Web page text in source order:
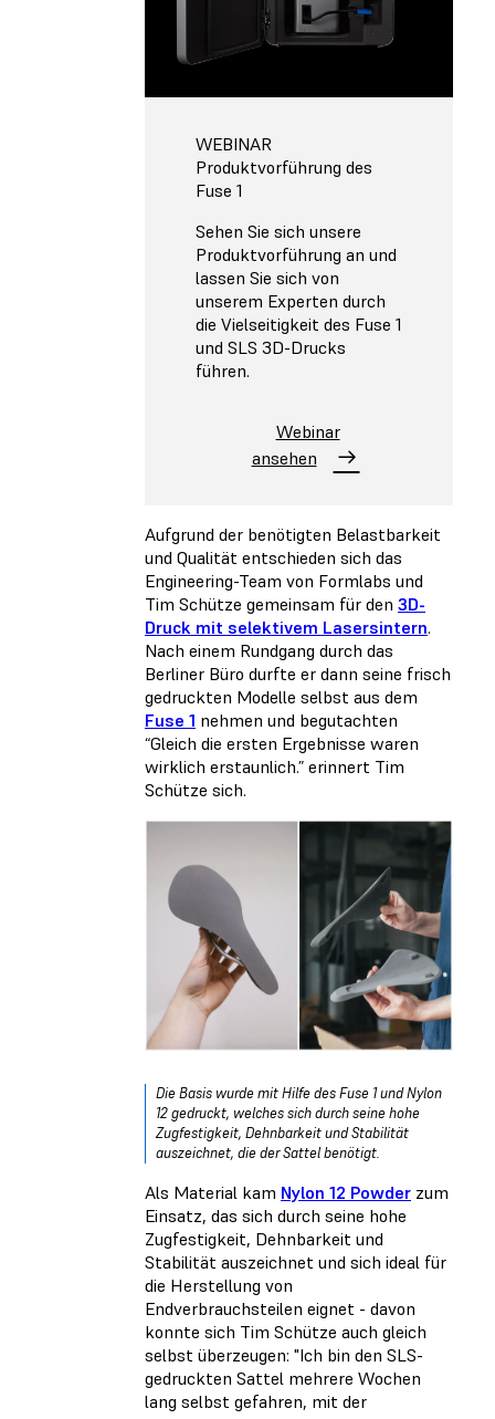
WEBINAR
Produktvorführung des
Fuse 1
Sehen Sie sich unsere
Produktvorführung an und
lassen Sie sich von
unserem Experten durch
die Vielseitigkeit des Fuse 1
und SLS 3D-Drucks
führen.
Webinar
ansehen
Aufgrund der benötigten Belastbarkeit
und Qualität entschieden sich das
Engineering-Team von Formlabs und
Tim Schütze gemeinsam für den 3D-
Druck mit selektivem Lasersintern.
Nach einem Rundgang durch das
Berliner Büro durfte er dann seine frisch
gedruckten Modelle selbst aus dem
Fuse 1 nehmen und begutachten
“Gleich die ersten Ergebnisse waren
wirklich erstaunlich.” erinnert Tim
Schütze sich.
Die Basis wurde mit Hilfe des Fuse 1 und Nylon
12 gedruckt, welches sich durch seine hohe
Zugfestigkeit, Dehnbarkeit und Stabilität
auszeichnet, die der Sattel benötigt.
Als Material kam Nylon 12 Powder zum
Einsatz, das sich durch seine hohe
Zugfestigkeit, Dehnbarkeit und
Stabilität auszeichnet und sich ideal für
die Herstellung von
Endverbrauchsteilen eignet - davon
konnte sich Tim Schütze auch gleich
selbst überzeugen: "Ich bin den SLS-
gedruckten Sattel mehrere Wochen
lang selbst gefahren, mit der